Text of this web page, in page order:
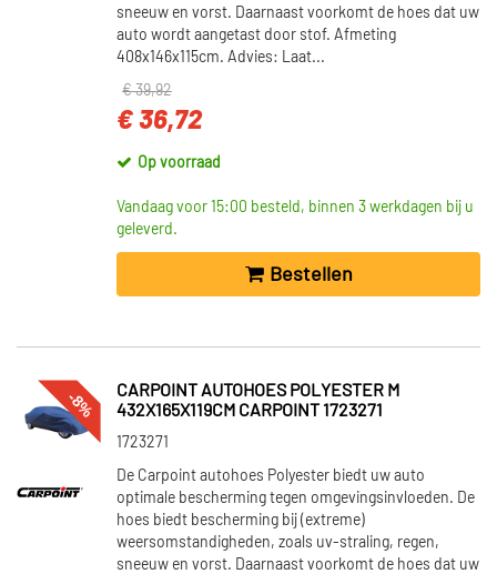
VOORRAAD
Niet op voorraad (15)
sneeuw en vorst. Daarnaast voorkomt de hoes dat uw
auto wordt aangetast door stof. Afmeting
408x146x115cm. Advies: Laat...
€ 39,92
€ 36,72
Op voorraad
Vandaag voor 15:00 besteld, binnen 3 werkdagen bij u
geleverd.
Bestellen
-8%
CARPOINT AUTOHOES POLYESTER M
432X165X119CM CARPOINT 1723271
1723271
De Carpoint autohoes Polyester biedt uw auto
optimale bescherming tegen omgevingsinvloeden. De
hoes biedt bescherming bij (extreme)
weersomstandigheden, zoals uv-straling, regen,
sneeuw en vorst. Daarnaast voorkomt de hoes dat uw